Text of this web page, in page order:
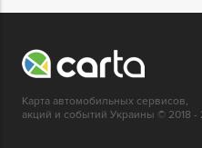
Карта автомобильных сервисов,
акций и событий Украины © 2018 -